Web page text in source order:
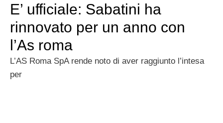
E’ ufficiale: Sabatini ha
rinnovato per un anno con
l’As roma
L’AS Roma SpA rende noto di aver raggiunto l’intesa
per